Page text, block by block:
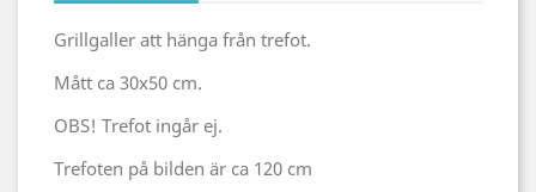
Grillgaller att hänga från trefot.
Mått ca 30x50 cm.
OBS! Trefot ingår ej.
Trefoten på bilden är ca 120 cm